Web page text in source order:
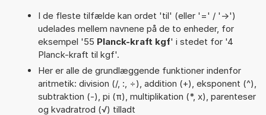
I de fleste tilfælde kan ordet 'til' (eller '=' / '->')
udelades mellem navnene på de to enheder, for
eksempel '55 Planck-kraft kgf' i stedet for '4
Planck-kraft til kgf'.
Her er alle de grundlæggende funktioner indenfor
aritmetik: division (/, :, ÷), addition (+), eksponent (^),
subtraktion (-), pi (π), multiplikation (*, x), parenteser
og kvadratrod (√) tilladt